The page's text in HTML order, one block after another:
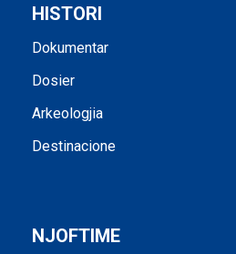
HISTORI
Dokumentar
Dosier
Arkeologjia
Destinacione
NJOFTIME